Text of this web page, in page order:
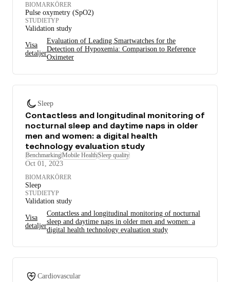
BIOMARKÖRER
Pulse oxymetry (SpO2)
STUDIETYP
Validation study
Visa
detaljer
Evaluation of Leading Smartwatches for the
Detection of Hypoxemia: Comparison to Reference
Oximeter
Sleep
Contactless and longitudinal monitoring of
nocturnal sleep and daytime naps in older
men and women: a digital health
technology evaluation study
BenchmarkingMobile HealthSleep quality
Oct 01, 2023
BIOMARKÖRER
Sleep
STUDIETYP
Validation study
Visa
detaljer
Contactless and longitudinal monitoring of nocturnal
sleep and daytime naps in older men and women: a
digital health technology evaluation study
Cardiovascular